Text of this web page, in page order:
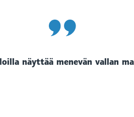
näyttää menevän vallan